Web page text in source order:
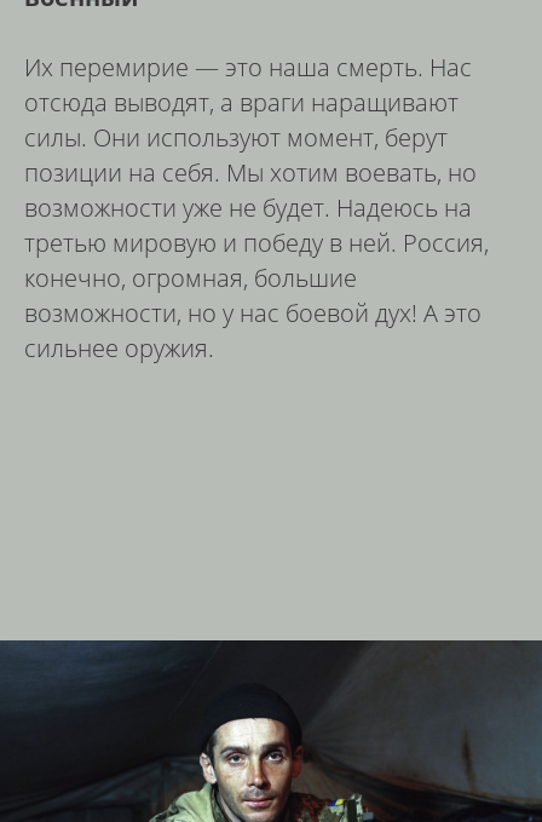
Их перемирие — это наша смерть. Нас
отсюда выводят, а враги наращивают
силы. Они используют момент, берут
позиции на себя. Мы хотим воевать, но
возможности уже не будет. Надеюсь на
третью мировую и победу в ней. Россия,
конечно, огромная, большие
возможности, но у нас боевой дух! А это
сильнее оружия.